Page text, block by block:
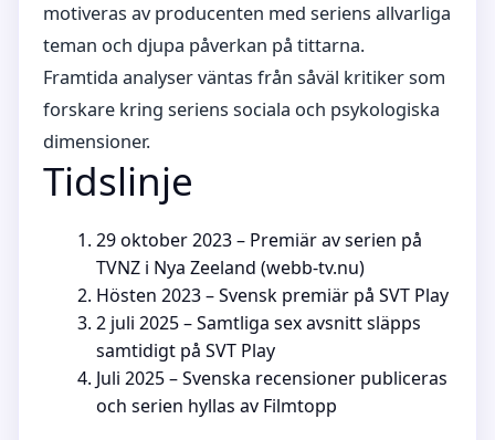
motiveras av producenten med seriens allvarliga
teman och djupa påverkan på tittarna.
Framtida analyser väntas från såväl kritiker som
forskare kring seriens sociala och psykologiska
dimensioner.
Tidslinje
29 oktober 2023– Premiär av serien på
TVNZ i Nya Zeeland (webb-tv.nu)
Hösten 2023 – Svensk premiär på SVT Play
2 juli 2025– Samtliga sex avsnitt släpps
samtidigt på SVT Play
Juli 2025 – Svenska recensioner publiceras
och serien hyllas av Filmtopp